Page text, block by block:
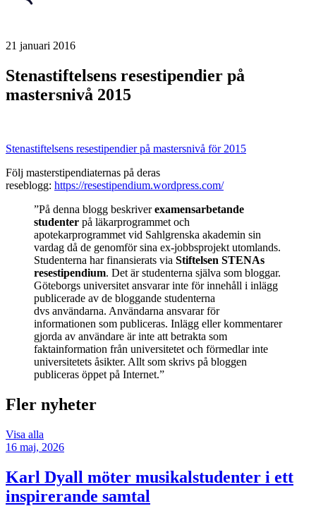
21 januari 2016
Stenastiftelsens resestipendier på
mastersnivå 2015
Stenastiftelsens resestipendier på mastersnivå för 2015
Följ masterstipendiaternas på deras
reseblogg: https://resestipendium.wordpress.com/
”På denna blogg beskriverexamensarbetande
studenter på läkarprogrammet och
apotekarprogrammet vid Sahlgrenska akademin sin
vardag då de genomför sina ex-jobbsprojekt utomlands.
Studenterna har finansierats via Stiftelsen STENAs
resestipendium. Det är studenterna själva som bloggar.
Göteborgs universitet ansvarar inte för innehåll i inlägg
publicerade av de bloggande studenterna
dvs användarna. Användarna ansvarar för
informationen som publiceras. Inlägg eller kommentarer
gjorda av användare är inte att betrakta som
faktainformation från universitetet och förmedlar inte
universitetets åsikter. Allt som skrivs på bloggen
publiceras öppet på Internet.”
Fler nyheter
Visa alla
16 maj, 2026
Karl Dyall möter musikalstudenter i ett
inspirerande samtal